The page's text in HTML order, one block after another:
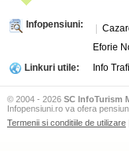
Infopensiuni:
Eforie
Linkuri utile:
Info
© 2004 - 2026 SC InfoTurism
Infopensiuni.ro va ofera
Termenii si conditiile de utilizare